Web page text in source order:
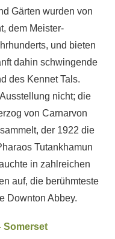
Gärten wurden von
dem Meister-
und bieten
dahin schwingende
des Kennet Tals.
nicht; die
von Carnarvon
der 1922 die
Tutankhamun
in zahlreichen
auf, die berühmteste
Downton Abbey.
Somerset